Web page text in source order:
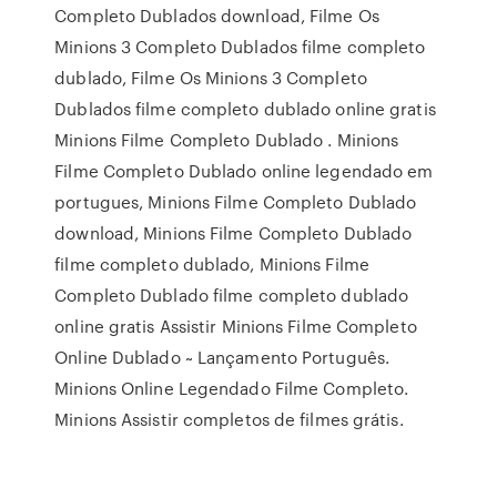
Completo Dublados download, Filme Os
Minions 3 Completo Dublados filme completo
dublado, Filme Os Minions 3 Completo
Dublados filme completo dublado online gratis
Minions Filme Completo Dublado . Minions
Filme Completo Dublado online legendado em
portugues, Minions Filme Completo Dublado
download, Minions Filme Completo Dublado
filme completo dublado, Minions Filme
Completo Dublado filme completo dublado
online gratis Assistir Minions Filme Completo
Online Dublado ~ Lançamento Português.
Minions Online Legendado Filme Completo.
Minions Assistir completos de filmes grátis.